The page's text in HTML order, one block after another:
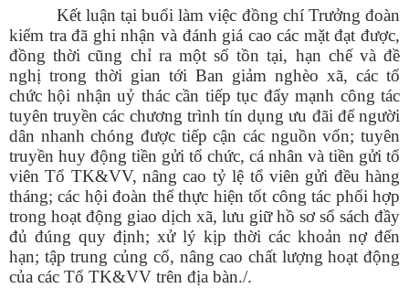
Kết luận tại buổi làm việc đồng chí Trưởng đoàn
kiểm tra đã ghi nhận và đánh giá cao các mặt đạt được,
đồng thời cũng chỉ ra một số tồn tại, hạn chế và đề
nghị trong thời gian tới Ban giảm nghèo xã, các tổ
chức hội nhận uỷ thác cần tiếp tục đẩy mạnh công tác
tuyên truyền các chương trình tín dụng ưu đãi để người
dân nhanh chóng được tiếp cận các nguồn vốn; tuyên
truyền huy động tiền gửi tổ chức, cá nhân và tiền gửi tổ
viên Tổ TK&VV, nâng cao tỷ lệ tổ viên gửi đều hàng
tháng; các hội đoàn thể thực hiện tốt công tác phối hợp
trong hoạt động giao dịch xã, lưu giữ hồ sơ sổ sách đầy
đủ đúng quy định; xử lý kịp thời các khoản nợ đến
hạn; tập trung củng cố, nâng cao chất lượng hoạt động
của các Tổ TK&VV trên địa bàn./.